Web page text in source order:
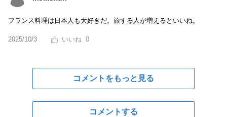
フランス料理は日本人も大好きだ。旅する人が増えるといいね。
2025/10/3 0
コメントをもっと見る
コメントする